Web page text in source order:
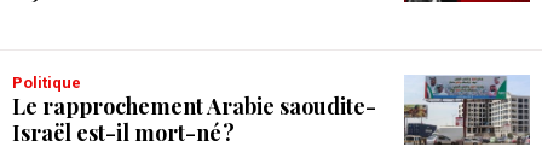
Politique
Le rapprochement Arabie saoudite-
Israël est-il mort-né ?